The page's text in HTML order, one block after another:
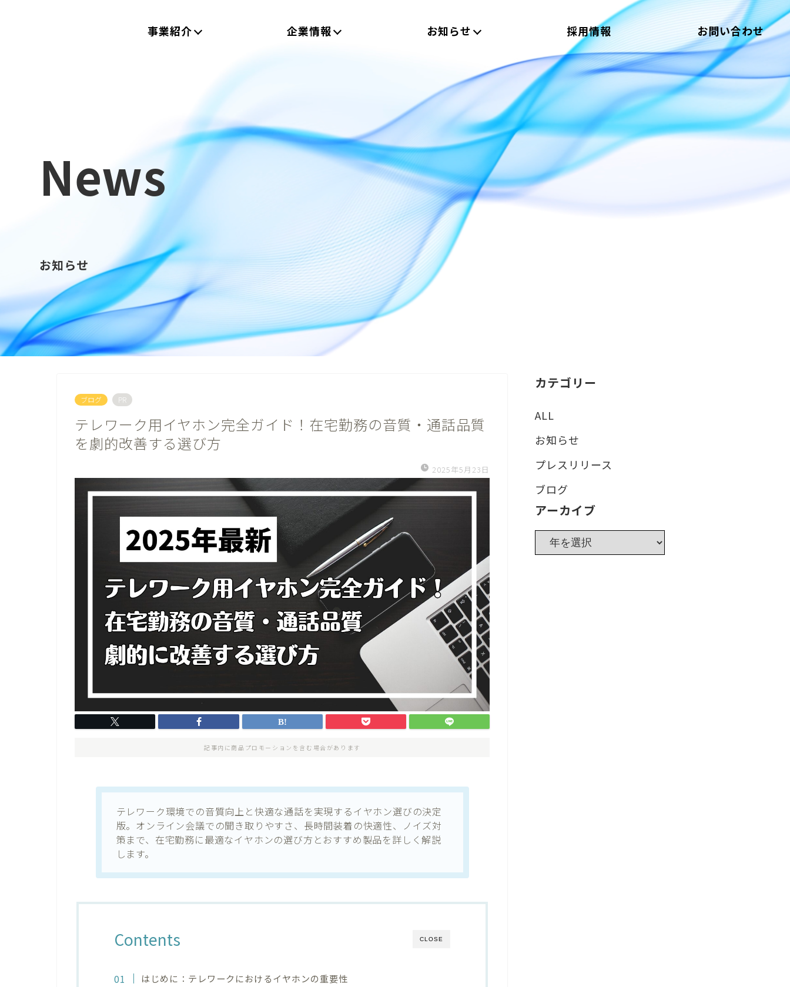
事業紹介 企業情報 お知らせ 採用情報 お問い合わせ
News
お知らせ
ブログ PR
テレワーク用イヤホン完全ガイド！在宅勤務の音質・通話品質
を劇的改善する選び方
2025年5月23日
記事内に商品プロモーションを含む場合があります
テレワーク環境での音質向上と快適な通話を実現するイヤホン選びの決定
版。オンライン会議での聞き取りやすさ、長時間装着の快適性、ノイズ対
策まで、在宅勤務に最適なイヤホンの選び方とおすすめ製品を詳しく解説
します。
CLOSE
Contents
はじめに：テレワークにおけるイヤホンの重要性
カテゴリー
ALL
お知らせ
プレスリリース
ブログ
アーカイブ